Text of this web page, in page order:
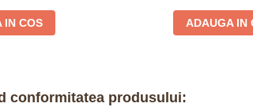
IN COS ADAUGA IN
conformitatea produsului: